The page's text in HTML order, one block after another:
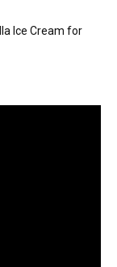
Ice Cream for